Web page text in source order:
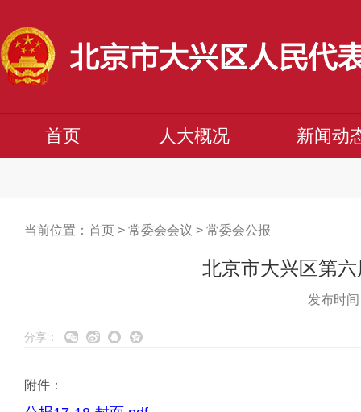
首页 人大概况 新闻动
当前位置： 首页 > 常委会会议 > 常委会公报
北京市大兴区第
发布时
分享：
附件：